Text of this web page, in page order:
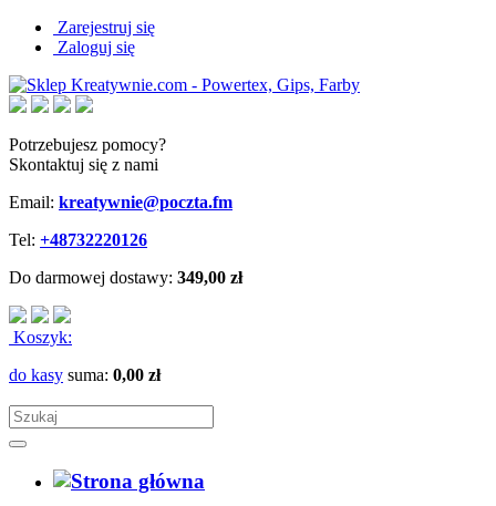
Zarejestruj się
Zaloguj się
Potrzebujesz pomocy?
Skontaktuj się z nami
Email: kreatywnie@poczta.fm
Tel: +48732220126
Do darmowej dostawy: 349,00 zł
Koszyk:
do kasy suma: 0,00 zł